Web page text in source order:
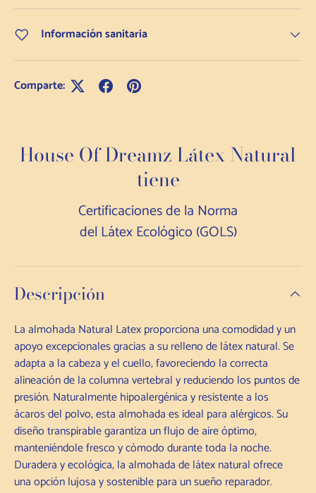
Información sanitaria
Comparte:
House Of Dreamz Látex Natural
tiene
Certificaciones de la Norma
del Látex Ecológico (GOLS)
Descripción
La almohada Natural Latex proporciona una comodidad y un
apoyo excepcionales gracias a su relleno de látex natural. Se
adapta a la cabeza y el cuello, favoreciendo la correcta
alineación de la columna vertebral y reduciendo los puntos de
presión. Naturalmente hipoalergénica y resistente a los
ácaros del polvo, esta almohada es ideal para alérgicos. Su
diseño transpirable garantiza un flujo de aire óptimo,
manteniéndole fresco y cómodo durante toda la noche.
Duradera y ecológica, la almohada de látex natural ofrece
una opción lujosa y sostenible para un sueño reparador.